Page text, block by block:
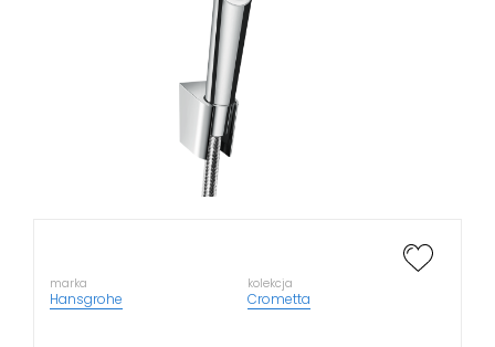
marka
Hansgrohe
kolekcja
Crometta